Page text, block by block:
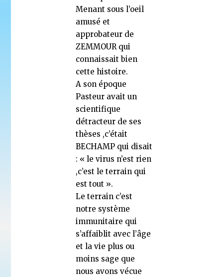
Menant sous l’oeil
amusé et
approbateur de
ZEMMOUR qui
connaissait bien
cette histoire.
A son époque
Pasteur avait un
scientifique
détracteur de ses
thèses ,c’était
BECHAMP qui disait
: « le virus n’est rien
,c’est le terrain qui
est tout ».
Le terrain c’est
notre système
immunitaire qui
s’affaiblit avec l’âge
et la vie plus ou
moins sage que
nous avons vécue